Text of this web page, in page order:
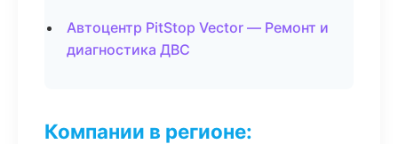
Автоцентр PitStop Vector — Ремонт и
диагностика ДВС
Компании в регионе: